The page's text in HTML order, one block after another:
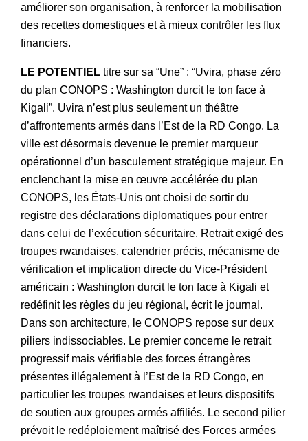
améliorer son organisation, à renforcer la mobilisation
des recettes domestiques et à mieux contrôler les flux
financiers.
LE POTENTIEL titre sur sa “Une” : “Uvira, phase zéro
du plan CONOPS : Washington durcit le ton face à
Kigali”. Uvira n’est plus seulement un théâtre
d’affrontements armés dans l’Est de la RD Congo. La
ville est désormais devenue le premier marqueur
opérationnel d’un basculement stratégique majeur. En
enclenchant la mise en œuvre accélérée du plan
CONOPS, les États-Unis ont choisi de sortir du
registre des déclarations diplomatiques pour entrer
dans celui de l’exécution sécuritaire. Retrait exigé des
troupes rwandaises, calendrier précis, mécanisme de
vérification et implication directe du Vice-Président
américain : Washington durcit le ton face à Kigali et
redéfinit les règles du jeu régional, écrit le journal.
Dans son architecture, le CONOPS repose sur deux
piliers indissociables. Le premier concerne le retrait
progressif mais vérifiable des forces étrangères
présentes illégalement à l’Est de la RD Congo, en
particulier les troupes rwandaises et leurs dispositifs
de soutien aux groupes armés affiliés. Le second pilier
prévoit le redéploiement maîtrisé des Forces armées